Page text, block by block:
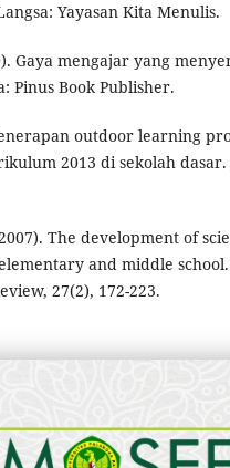
Yayasan Kita Menulis.
Gaya mengajar yang
Pinus Book Publisher.
outdoor learning
2013 di sekolah
The development of
and middle school.
27(2), 172-223.